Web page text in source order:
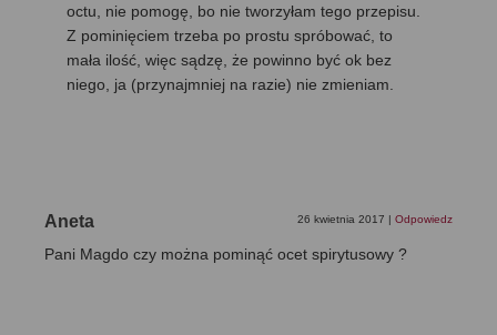
octu, nie pomogę, bo nie tworzyłam tego przepisu.
Z pominięciem trzeba po prostu spróbować, to
mała ilość, więc sądzę, że powinno być ok bez
niego, ja (przynajmniej na razie) nie zmieniam.
Aneta 26 kwietnia 2017 | Odpowiedz
Pani Magdo czy można pominąć ocet spirytusowy ?